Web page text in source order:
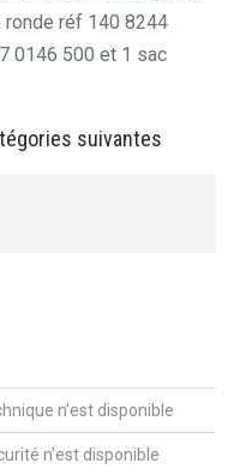
réf 140 8244
0146 500 et 1 sac
suivantes
n'est disponible
n'est disponible